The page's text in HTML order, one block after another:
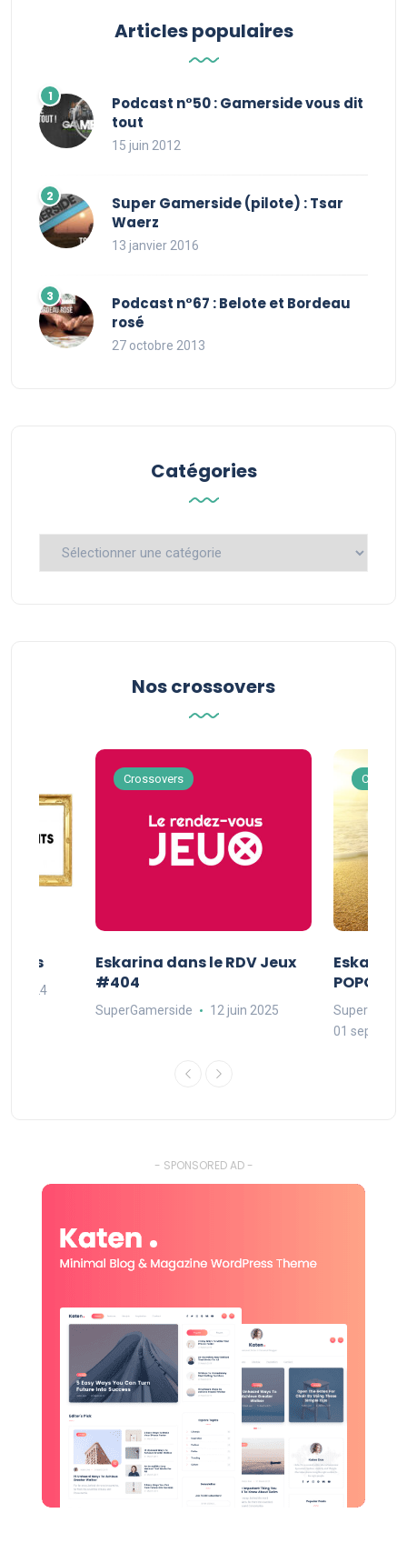
Articles populaires
Podcast n°50 : Gamerside vous dit
tout
15 juin 2012
Super Gamerside (pilote) : Tsar
Waerz
13 janvier 2016
Podcast n°67 : Belote et Bordeau
rosé
27 octobre 2013
Catégories
Catégories
Nos crossovers
2024
Crossovers
Eskarina dans le RDV Jeux
#404
SuperGamerside 12 juin 2025
Eskarina
01
- SPONSORED AD -